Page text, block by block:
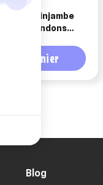
astrinjambe
des tendons
au panier
Blog